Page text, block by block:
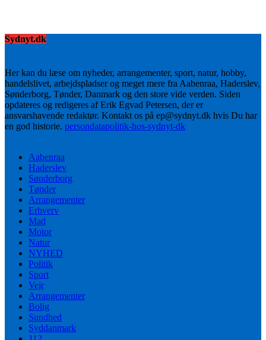
Sydnyt.dk
Her kan du læse om nyheder, arrangementer, sport, natur, hobby,
handelslivet, arbejdspladser og meget mere fra Aabenraa, Haderslev,
Sønderborg, Tønder, Danmark og den store vide verden. Siden
opdateres og redigeres af Erik Egvad Petersen, der er
ansvarshavende redaktør. Kontakt os på ep@sydnyt.dk hvis Du har
en god historie. persondatapolitik-hos-sydnyt-dk
Aabenraa
Haderslev
Sønderborg
Tønder
Arrangementer
Erhverv
Mad
Motor
Natur
NYHED
Politik
Sport
Vejr
Arrangementer
Bolig
Sundhed
Syddanmark